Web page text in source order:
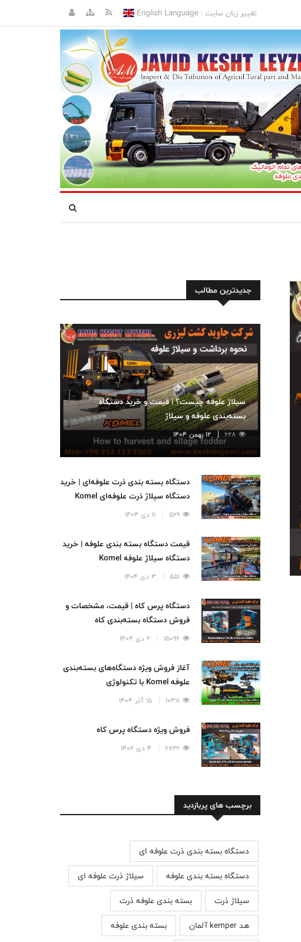
تغییر زبان سایت :English Language
جدیدترین مطالب
سیلاژ علوفه چیست؟ | قیمت و خرید دستگاه
بسته‌بندی علوفه و سیلاژ
628 12 بهمن 1404
دستگاه بسته بندی ذرت علوفه‌ای | خرید
دستگاه سیلاژ ذرت علوفه‌ای Komel
569 11 دی 1404
قیمت دستگاه بسته بندی علوفه | خرید
دستگاه سیلاژ علوفه Komel
551 3 دی 1404
دستگاه پرس کاه | قیمت، مشخصات و
فروش دستگاه بسته‌بندی کاه
15096 2 دی 1404
آغاز فروش ویژه دستگاه‌های بسته‌بندی
علوفه Komel با تکنولوژی
تمام‌اتوماتیک
1038 15 آذر 1404
فروش ویژه دستگاه پرس کاه
6722 4 دی 1402
برچسب های پربازدید
دستگاه بسته بندی ذرت علوفه ای
دستگاه بسته بندی علوفه
سیلاژ ذرت علوفه ای
سیلاژ ذرت
بسته بندی علوفه ذرت
هد kemper آلمان
بسته بندی علوفه